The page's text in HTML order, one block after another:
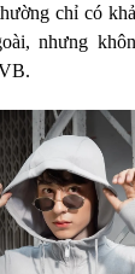
chỉ có
nhưng